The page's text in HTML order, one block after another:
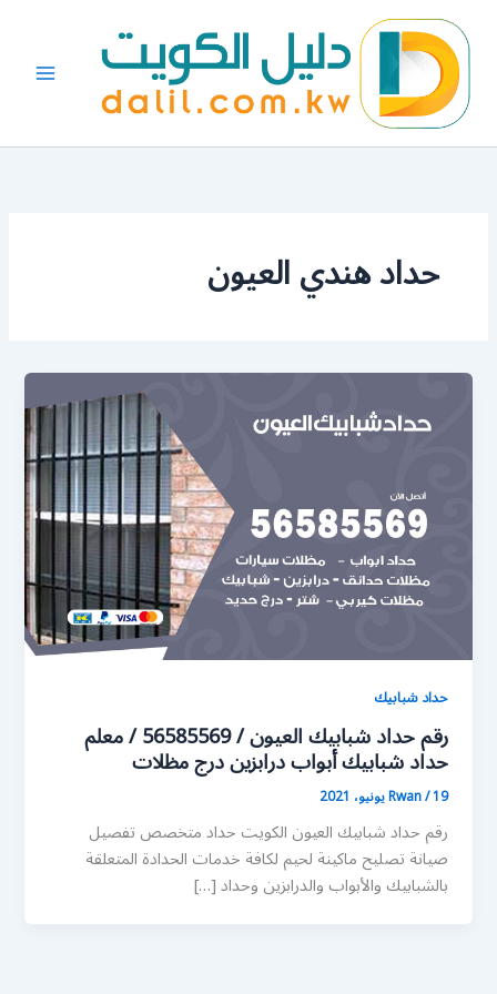
المحتوى
حداد هندي العيون
حداد شبابيك
رقم حداد شبابيك العيون / 56585569 / معلم
حداد شبابيك أبواب درابزين درج مظلات
Rwan/19 يونيو، 2021
رقم حداد شبابيك العيون الكويت حداد متخصص تفصيل
صيانة تصليح ماكينة لحيم لكافة خدمات الحدادة المتعلقة
بالشبابيك والأبواب والدرابزين وحداد […]